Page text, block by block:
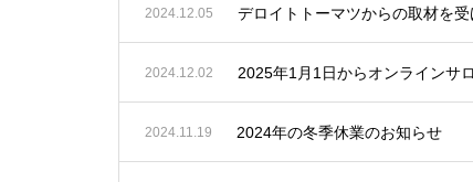
2024.12.05 デロイトトーマツからの取材を受
2024.12.02 2025年1月1日からオンラインサ
2024.11.19 2024年の冬季休業のお知らせ